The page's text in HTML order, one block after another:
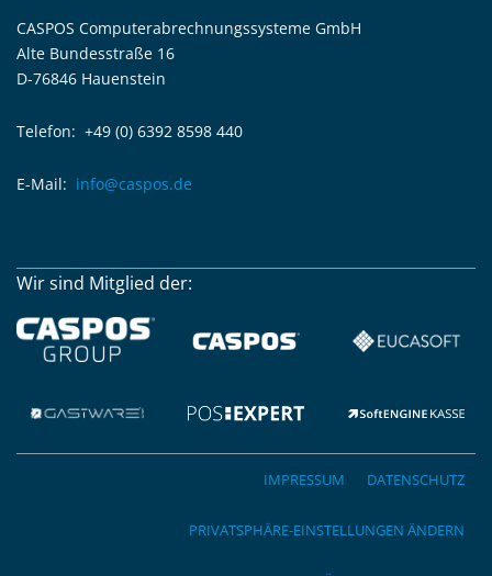
CASPOS Computerabrechnungssysteme GmbH
Alte Bundesstraße 16
D-76846 Hauenstein
Telefon: +49 (0) 6392 8598 440
E-Mail: info@caspos.de
Wir sind Mitglied der:
IMPRESSUM DATENSCHUTZ
PRIVATSPHÄRE-EINSTELLUNGEN ÄNDERN